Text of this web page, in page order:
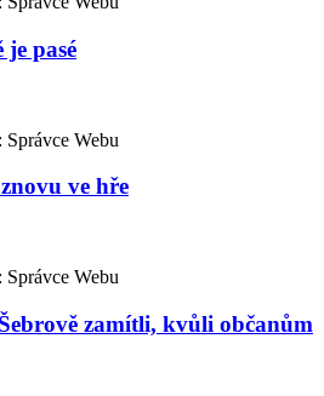
pasé
Správce Webu
ve hře
Správce Webu
zamítli, kvůli občanům